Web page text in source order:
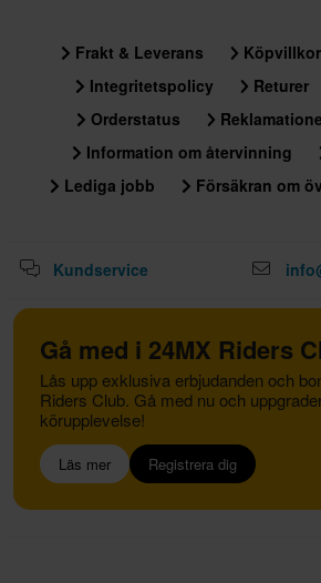
Frakt & Leverans Köpvillkor
Integritetspolicy
Returer
Orderstatus
Information om återvinning
Lediga jobb
Försäkran om
Kundservice
Gå med i 24MX Riders
Lås upp exklusiva erbjudanden och
Riders Club. Gå med nu och
körupplevelse!
Läs mer Registrera dig